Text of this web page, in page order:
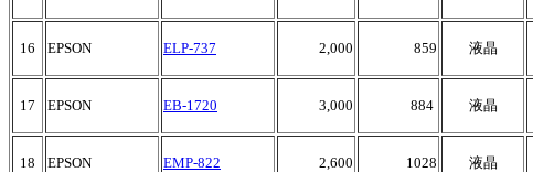
16 EPSON ELP-737 2,000 859 液晶
17 EPSON EB-1720 3,000 884 液晶
18 EPSON EMP-822 2,600 1028 液晶